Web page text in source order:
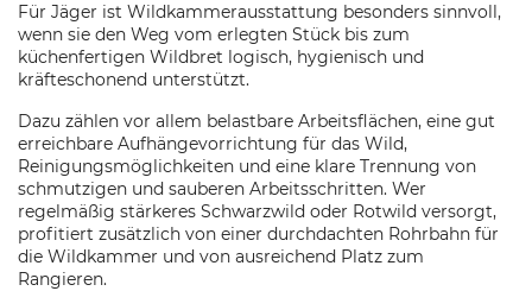
Für Jäger ist Wildkammerausstattung besonders sinnvoll,
wenn sie den Weg vom erlegten Stück bis zum
küchenfertigen Wildbret logisch, hygienisch und
kräfteschonend unterstützt.
Dazu zählen vor allem belastbare Arbeitsflächen, eine gut
erreichbare Aufhängevorrichtung für das Wild,
Reinigungsmöglichkeiten und eine klare Trennung von
schmutzigen und sauberen Arbeitsschritten. Wer
regelmäßig stärkeres Schwarzwild oder Rotwild versorgt,
profitiert zusätzlich von einer durchdachten Rohrbahn für
die Wildkammer und von ausreichend Platz zum
Rangieren.